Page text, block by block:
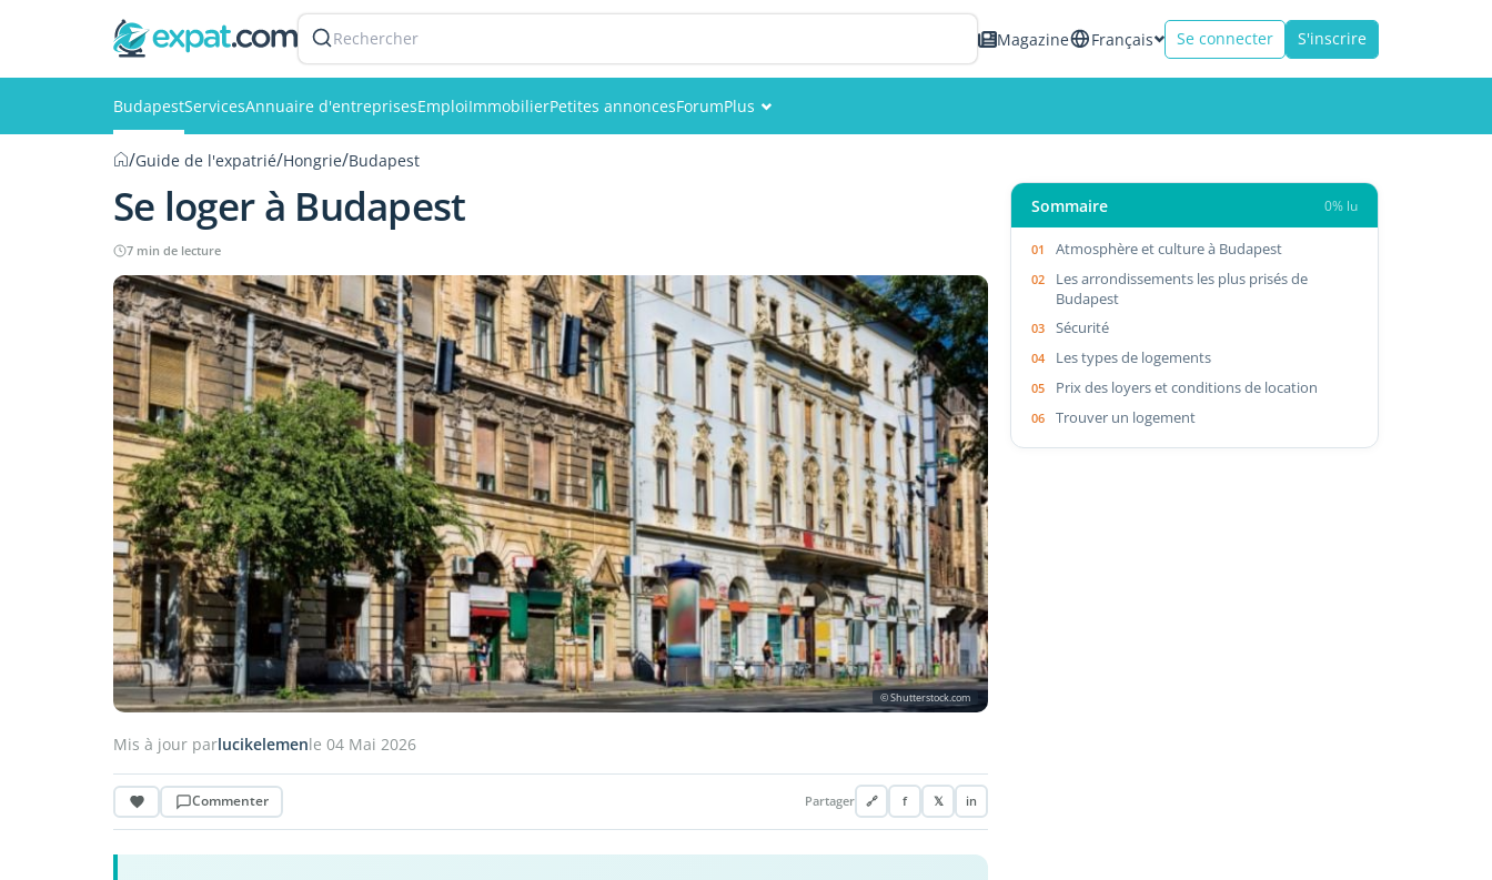
Rechercher Magazine Français Se connecter S'inscrire
BudapestServicesAnnuaire d'entreprisesEmploiImmobilierPetites annoncesForumPlus
/Guide de l'expatrié/Hongrie/Budapest
Se loger à Budapest
7 min de lecture
© Shutterstock.com
Mis à jour parlucikelemenle 04 Mai 2026
Commenter Partager 🔗 f 𝕏 in
Sommaire 0% lu
Atmosphère et culture à Budapest
Les arrondissements les plus prisés de
Budapest
Sécurité
Les types de logements
Prix des loyers et conditions de location
Trouver un logement